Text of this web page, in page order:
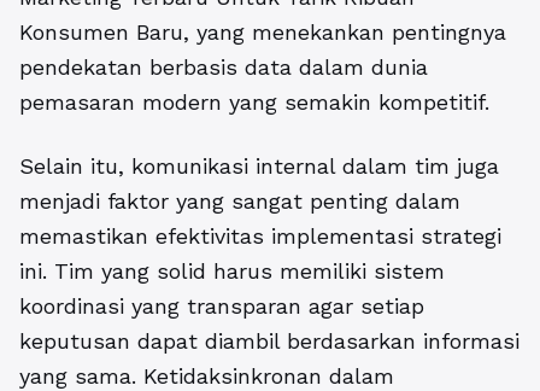
Konsumen Baru, yang menekankan pentingnya
pendekatan berbasis data dalam dunia
pemasaran modern yang semakin kompetitif.
Selain itu, komunikasi internal dalam tim juga
menjadi faktor yang sangat penting dalam
memastikan efektivitas implementasi strategi
ini. Tim yang solid harus memiliki sistem
koordinasi yang transparan agar setiap
keputusan dapat diambil berdasarkan informasi
yang sama. Ketidaksinkronan dalam